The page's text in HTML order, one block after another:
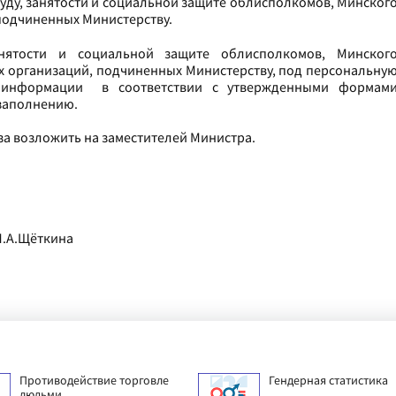
Министерству.
и социальной защите облисполкомов,
организаций, подчиненных Министерству, под
информации в соответствии с утвержденными
возложить на заместителей Министра.
Противодействие торговле
Гендерная статистика